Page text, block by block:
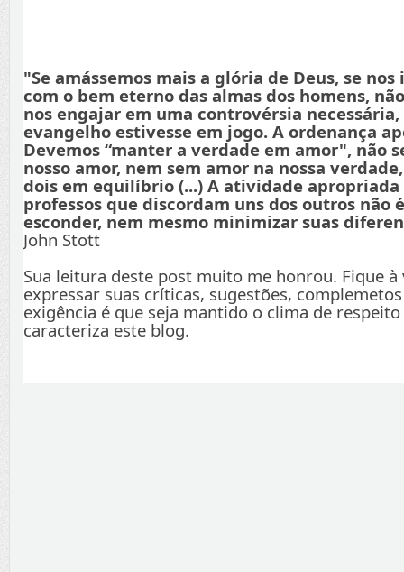
"Se amássemos mais a glória de Deus, se
com o bem eterno das almas dos homens,
nos engajar em uma controvérsia
evangelho estivesse em jogo. A ordenança
Devemos “manter a verdade em amor", não
nosso amor, nem sem amor na nossa
dois em equilíbrio (...) A atividade apropriada
professos que discordam uns dos outros não
esconder, nem mesmo minimizar suas
John Stott
Sua leitura deste post muito me honrou. Fique à
expressar suas críticas, sugestões,
exigência é que seja mantido o clima de
caracteriza este blog.